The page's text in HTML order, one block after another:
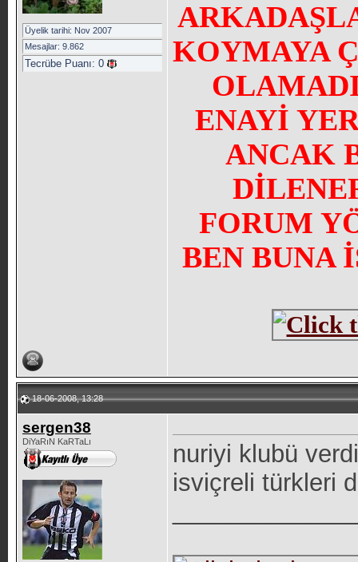
Üyelik tarihi: Nov 2007
Mesajlar: 9.862
Tecrübe Puanı: 0
KOYMAYA
ENAYİ
ANCAK
FORUM
BEN BUNA
18-06-2008, 13:28
sergen38
DiYaRıN KaRTaLı
nuriyi klubü
isviçreli türkleri